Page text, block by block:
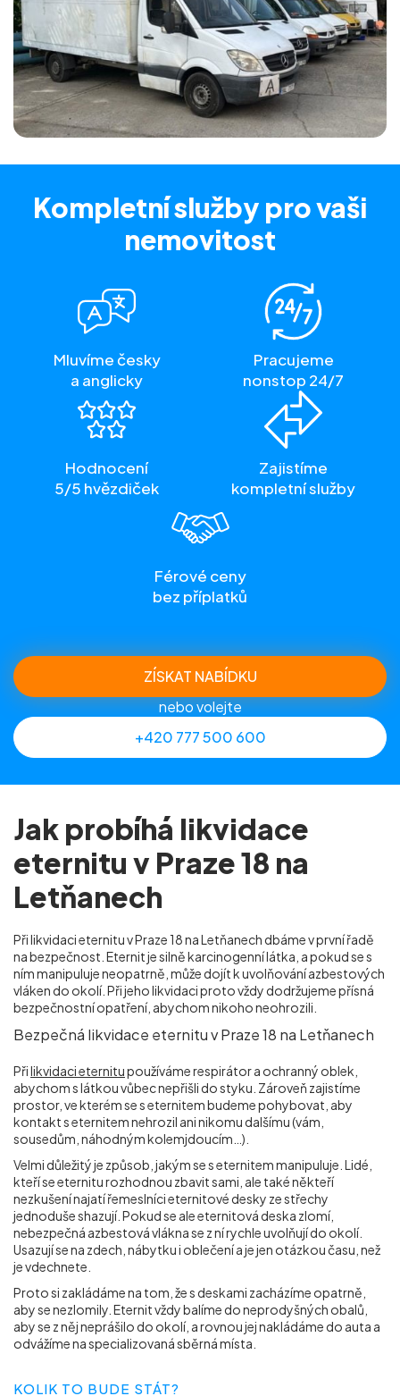
Kompletní služby pro vaši
nemovitost
Mluvíme česky
a anglicky
Pracujeme
nonstop 24/7
Hodnocení
5/5 hvězdiček
Zajistíme
kompletní služby
Férové ceny
bez příplatků
ZÍSKAT NABÍDKU
nebo volejte
+420 777 500 600
Jak probíhá likvidace
eternitu v Praze 18 na
Letňanech
Při likvidaci eternitu v Praze 18 na Letňanech dbáme v první řadě
na bezpečnost. Eternit je silně karcinogenní látka, a pokud se s
ním manipuluje neopatrně, může dojít k uvolňování azbestových
vláken do okolí. Při jeho likvidaci proto vždy dodržujeme přísná
bezpečnostní opatření, abychom nikoho neohrozili.
Bezpečná likvidace eternitu v Praze 18 na Letňanech
Přilikvidaci eternitupoužíváme respirátor a ochranný oblek,
abychom s látkou vůbec nepřišli do styku. Zároveň zajistíme
prostor, ve kterém se s eternitem budeme pohybovat, aby
kontakt s eternitem nehrozil ani nikomu dalšímu (vám,
sousedům, náhodným kolemjdoucím…).
Velmi důležitý je způsob, jakým se s eternitem manipuluje. Lidé,
kteří se eternitu rozhodnou zbavit sami, ale také někteří
nezkušení najatí řemeslníci eternitové desky ze střechy
jednoduše shazují. Pokud se ale eternitová deska zlomí,
nebezpečná azbestová vlákna se z ní rychle uvolňují do okolí.
Usazují se na zdech, nábytku i oblečení a je jen otázkou času, než
je vdechnete.
Proto si zakládáme na tom, že s deskami zacházíme opatrně,
aby se nezlomily. Eternit vždy balíme do neprodyšných obalů,
aby se z něj neprášilo do okolí, a rovnou jej nakládáme do auta a
odvážíme na specializovaná sběrná místa.
KOLIK TO BUDE STÁT?